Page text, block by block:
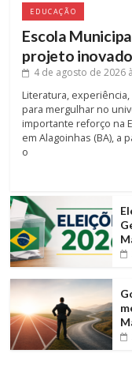
EDUCAÇÃO
Escola
projeto
4 de agosto de 2026
Literatura,
para mergulhar no
importante reforço na
em Alagoinhas (BA), a
o